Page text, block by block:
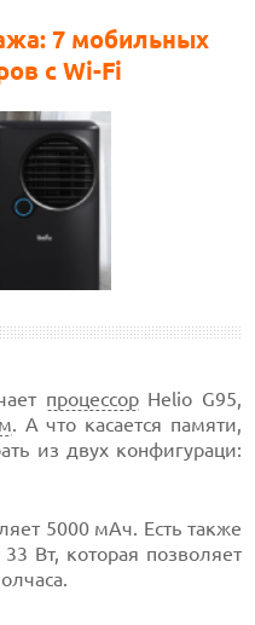
7 мобильных
с Wi-Fi
процессорHelio G95,
. А что касается памяти,
из двух конфигураци:
5000 мАч. Есть также
Вт, которая позволяет